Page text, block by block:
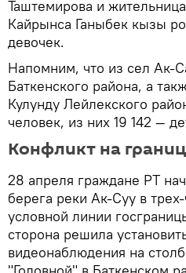
Таштемирова и
Кайрынса Ганыбек кызы
девочек.
Напомним, что из сел Ак-
Баткенского района, а
Кулунду Лейлекского
человек, из них 19 142 —
Конфликт на
28 апреля граждане РТ
берега реки Ак-Суу в
условной линии
сторона решила
видеонаблюдения на